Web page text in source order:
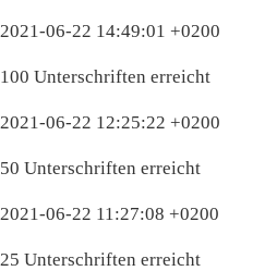
2021-06-22 14:49:01 +0200
100 Unterschriften erreicht
2021-06-22 12:25:22 +0200
50 Unterschriften erreicht
2021-06-22 11:27:08 +0200
25 Unterschriften erreicht